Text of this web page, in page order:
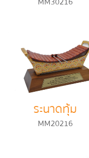
ระนาดทุ้ม
MM20216